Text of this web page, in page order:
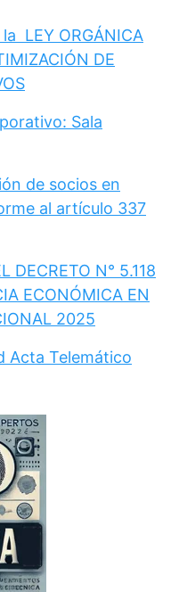
LEY ORGÁNICA
DE
Sala
de socios en
al artículo 337
DECRETO N° 5.118
ECONÓMICA EN
2025
Acta Telemático